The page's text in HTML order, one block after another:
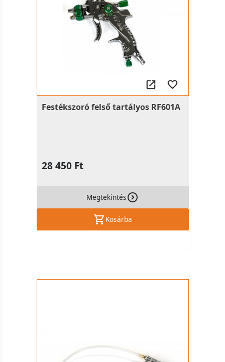
Festékszoró felső tartályos RF601A
28 450 Ft
Megtekintés
Kosárba